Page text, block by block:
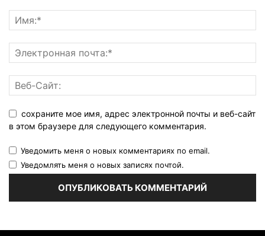
сохраните мое имя, адрес электронной почты и веб-сайт
в этом браузере для следующего комментария.
Уведомить меня о новых комментариях по email.
Уведомлять меня о новых записях почтой.